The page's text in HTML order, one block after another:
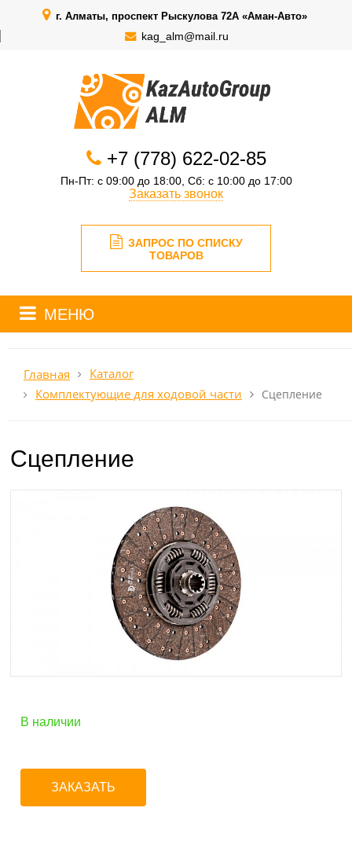
г. Алматы, проспект Рыскулова 72А «Аман-Авто»
kag_alm@mail.ru
+7 (778) 622-02-85
Пн-Пт: с 09:00 до 18:00, Сб: с 10:00 до 17:00
Заказать звонок
ЗАПРОС ПО СПИСКУ
ТОВАРОВ
МЕНЮ
Главная
Каталог
Комплектующие для ходовой части
Сцепление
Сцепление
В наличии
ЗАКАЗАТЬ